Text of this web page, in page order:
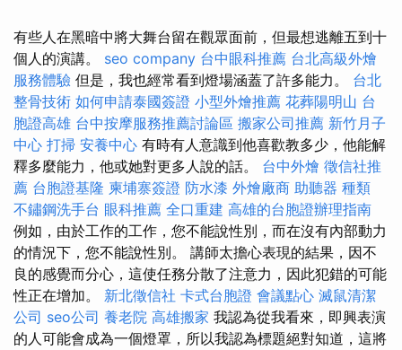
有些人在黑暗中將大舞台留在觀眾面前，但最想逃離五到十
個人的演講。 seo company 台中眼科推薦 台北高級外燴
服務體驗 但是，我也經常看到燈場涵蓋了許多能力。 台北
整骨技術 如何申請泰國簽證 小型外燴推薦 花葬陽明山 台
胞證高雄 台中按摩服務推薦討論區 搬家公司推薦 新竹月子
中心 打掃 安養中心 有時有人意識到他喜歡教多少，他能解
釋多麼能力，他或她對更多人說的話。 台中外燴 徵信社推
薦 台胞證基隆 柬埔寨簽證 防水漆 外燴廠商 助聽器 種類
不鏽鋼洗手台 眼科推薦 全口重建 高雄的台胞證辦理指南
例如，由於工作的工作，您不能說性別，而在沒有內部動力
的情況下，您不能說性別。 講師太擔心表現的結果，因不
良的感覺而分心，這使任務分散了注意力，因此犯錯的可能
性正在增加。 新北徵信社 卡式台胞證 會議點心 滅鼠清潔
公司 seo公司 養老院 高雄搬家 我認為從我看來，即興表演
的人可能會成為一個燈罩，所以我認為標題絕對知道，這將